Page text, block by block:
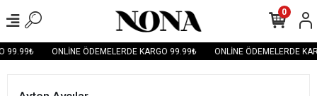
99.99₺ ONLİNE ÖDEMELERDE KARGO 99.99₺ ONLİNE ÖDEMELERDE
0